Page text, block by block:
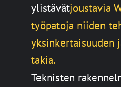
ylistävätjoustavia
työpatoja niiden
yksinkertaisuuden
takia.
Teknisten